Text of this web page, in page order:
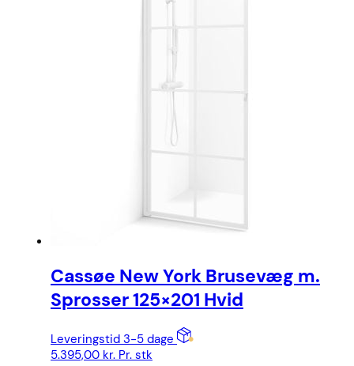
Cassøe New York Brusevæg m.
Sprosser 125×201 Hvid
Leveringstid 3-5 dage
5.395,00 kr. Pr. stk